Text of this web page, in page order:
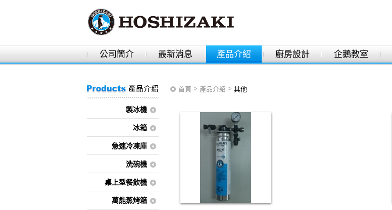
公司簡介 最新消息 產品介紹 廚房設計 企鵝教室
製冰機
冰箱
急速冷凍庫
洗碗機
桌上型餐飲機
萬能蒸烤箱
首頁 > 產品介紹 > 其他